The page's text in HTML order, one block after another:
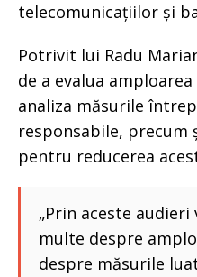
telecomunicațiilor și
Potrivit lui Radu
de a evalua
analiza măsurile
responsabile, precum
pentru reducerea
„Prin aceste
multe despre
despre măsurile